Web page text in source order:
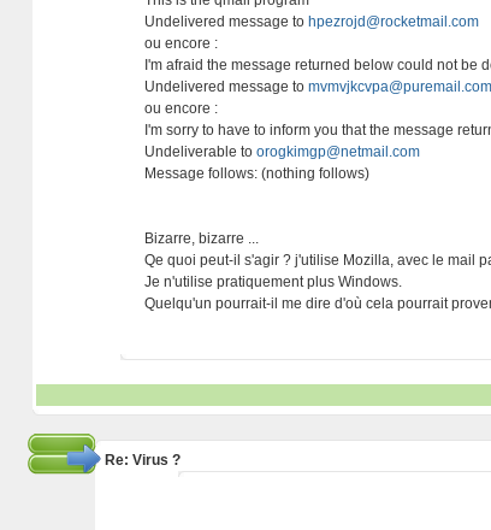
Undelivered message to hpezrojd@rocketmail.com
ou encore :
I'm afraid the message returned below could not be
Undelivered message tomvmvjkcvpa@puremail.com
ou encore :
I'm sorry to have to inform you that the message
Undeliverable toorogkimgp@netmail.com
Message follows: (nothing follows)
Bizarre, bizarre ...
Qe quoi peut-il s'agir ? j'utilise Mozilla, avec le mail
Je n'utilise pratiquement plus Windows.
Quelqu'un pourrait-il me dire d'où cela pourrait
Re: Virus ?